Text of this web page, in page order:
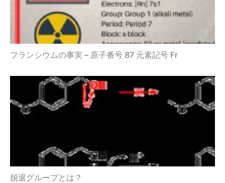
フランシウムの事実 – 原子番号 87 元素記号 Fr
脱退グループとは？